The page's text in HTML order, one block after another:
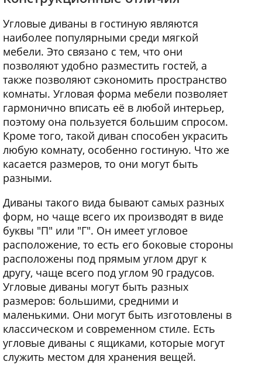
Угловые диваны в гостиную являются
наиболее популярными среди мягкой
мебели. Это связано с тем, что они
позволяют удобно разместить гостей, а
также позволяют сэкономить пространство
комнаты. Угловая форма мебели позволяет
гармонично вписать её в любой интерьер,
поэтому она пользуется большим спросом.
Кроме того, такой диван способен украсить
любую комнату, особенно гостиную. Что же
касается размеров, то они могут быть
разными.
Диваны такого вида бывают самых разных
форм, но чаще всего их производят в виде
буквы "П" или "Г". Он имеет угловое
расположение, то есть его боковые стороны
расположены под прямым углом друг к
другу, чаще всего под углом 90 градусов.
Угловые диваны могут быть разных
размеров: большими, средними и
маленькими. Они могут быть изготовлены в
классическом и современном стиле. Есть
угловые диваны с ящиками, которые могут
служить местом для хранения вещей.